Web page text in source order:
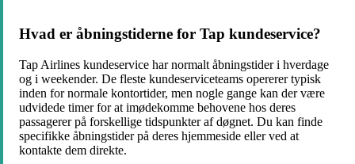
Hvad er åbningstiderne for Tap kundeservice?
Tap Airlines kundeservice har normalt åbningstider i hverdage
og i weekender. De fleste kundeserviceteams opererer typisk
inden for normale kontortider, men nogle gange kan der være
udvidede timer for at imødekomme behovene hos deres
passagerer på forskellige tidspunkter af døgnet. Du kan finde
specifikke åbningstider på deres hjemmeside eller ved at
kontakte dem direkte.